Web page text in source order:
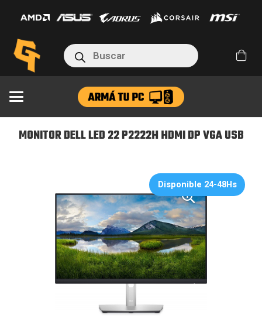
Búsqueda
de
productos
MONITOR DELL LED 22 P2222H HDMI DP VGA USB
Disponible 24-48Hs
22
P2222H
HDMI
DP
VGA
USB